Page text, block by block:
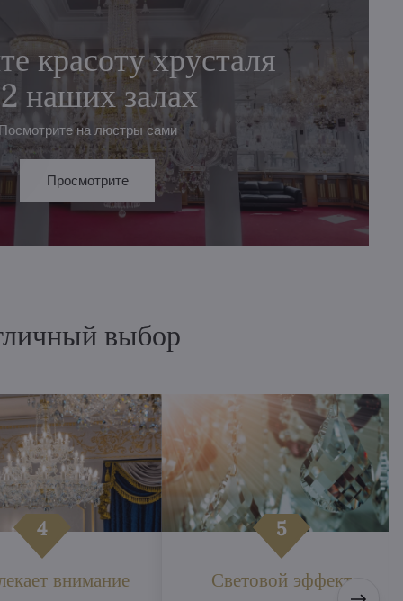
красоту хрусталя
наших залах
Посмотрите на люстры сами
Просмотрите
выбор
внимание Световой эффект